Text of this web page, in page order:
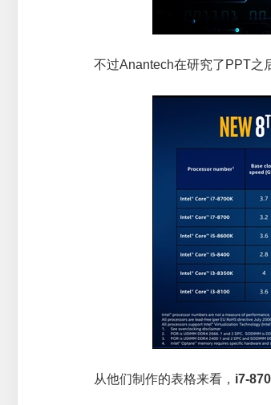
不过Anantech在研究了PPT之
从他们制作的表格来看， i7-